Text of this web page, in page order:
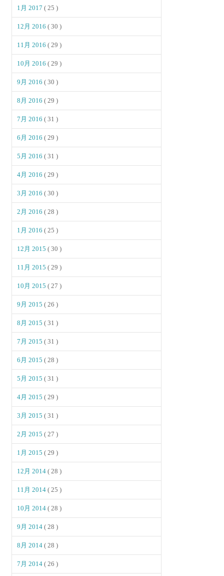
1月 2017( 25 )
12月 2016( 30 )
11月 2016( 29 )
10月 2016( 29 )
9月 2016( 30 )
8月 2016( 29 )
7月 2016( 31 )
6月 2016( 29 )
5月 2016( 31 )
4月 2016( 29 )
3月 2016( 30 )
2月 2016( 28 )
1月 2016( 25 )
12月 2015( 30 )
11月 2015( 29 )
10月 2015( 27 )
9月 2015( 26 )
8月 2015( 31 )
7月 2015( 31 )
6月 2015( 28 )
5月 2015( 31 )
4月 2015( 29 )
3月 2015( 31 )
2月 2015( 27 )
1月 2015( 29 )
12月 2014( 28 )
11月 2014( 25 )
10月 2014( 28 )
9月 2014( 28 )
8月 2014( 28 )
7月 2014( 26 )